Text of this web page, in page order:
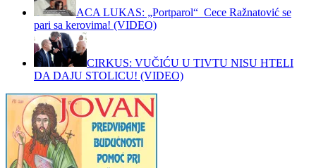
ACA LUKAS: „Portparol“ Cece Ražnatović se
pari sa kerovima! (VIDEO)
CIRKUS: VUČIĆU U TIVTU NISU HTELI
DA DAJU STOLICU! (VIDEO)